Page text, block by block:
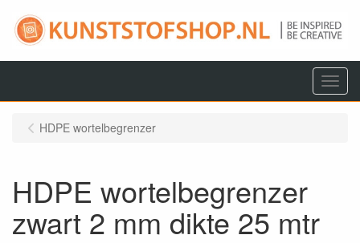
Menu
HDPE wortelbegrenzer
HDPE wortelbegrenzer
zwart 2 mm dikte 25 mtr